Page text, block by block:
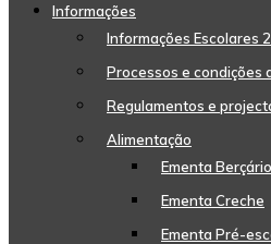
Informações
Informações Escolares
Processos e condições
Regulamentos e
Alimentação
Ementa Berçário
Ementa Creche
Ementa Pré-